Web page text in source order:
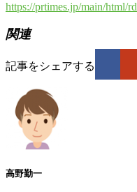
https://prtimes.jp/main/html/
関連
記事をシェアする
高野勤一